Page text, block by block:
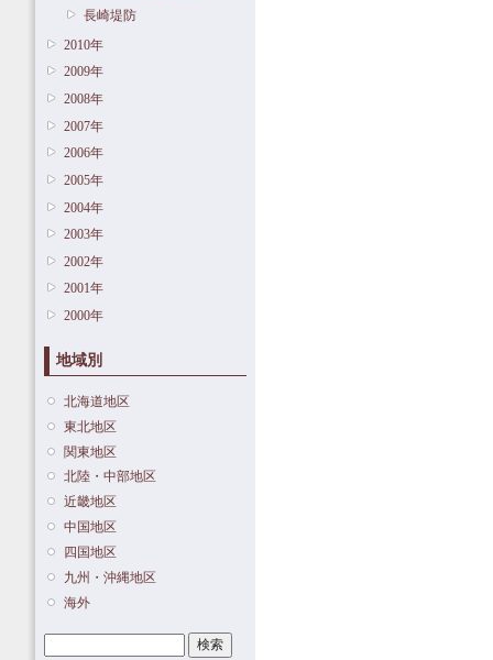
長崎堤防
2010年
2009年
2008年
2007年
2006年
2005年
2004年
2003年
2002年
2001年
2000年
地域別
北海道地区
東北地区
関東地区
北陸・中部地区
近畿地区
中国地区
四国地区
九州・沖縄地区
海外